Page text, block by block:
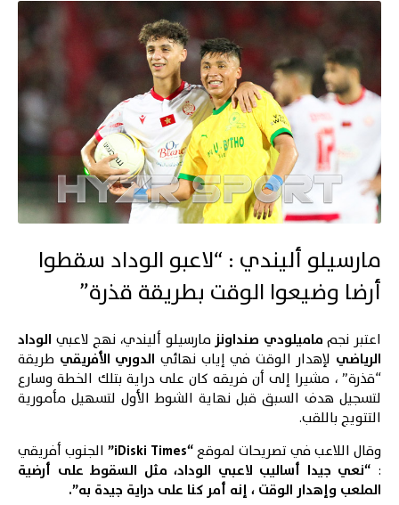
مارسيلو أليندي : “لاعبو الوداد سقطوا
أرضا وضيعوا الوقت بطريقة قذرة”
اعتبر نجم ماميلودي صنداونزمارسيلو أليندي، نهج لاعبي الوداد
الرياضي لإهدار الوقت في إياب نهائي الدوري الأفريقي طريقة
“قذرة” ، مشيرا إلى أن فريقه كان على دراية بتلك الخطة وسارع
لتسجيل هدف السبق قبل نهاية الشوط الأول لتسهيل مأمورية
التتويج باللقب.
وقال اللاعب في تصريحات لموقع“iDiski Times”
الجنوب أفريقي
: “نعي جيدا أساليب لاعبي الوداد، مثل السقوط على أرضية
الملعب وإهدار الوقت ، إنه أمر كنا على دراية جيدة به”.